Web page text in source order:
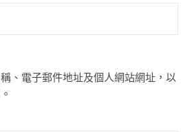
、電子郵件地址及個人網站網址，以